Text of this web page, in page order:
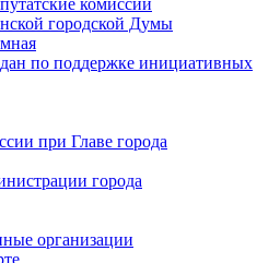
комиссии
городской Думы
по поддержке инициативных
при Главе города
города
организации